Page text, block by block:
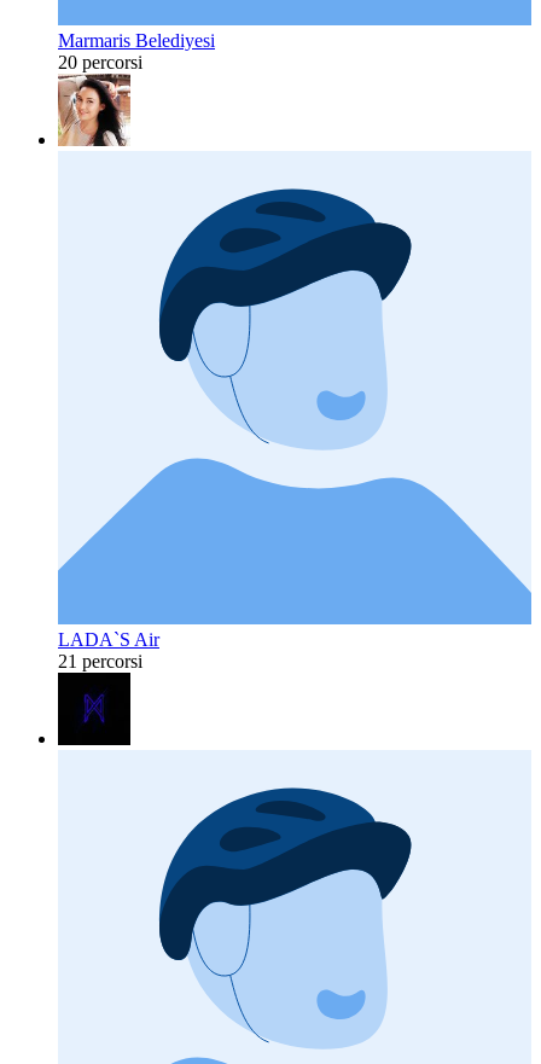
Marmaris Belediyesi
20 percorsi
LADA`S Air
21 percorsi